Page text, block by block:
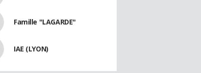
Famille "LAGARDE"
IAE (LYON)